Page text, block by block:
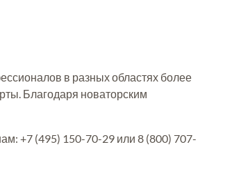
в разных областях более
Благодаря новаторским
+7 (495) 150-70-29 или 8 (800) 707-